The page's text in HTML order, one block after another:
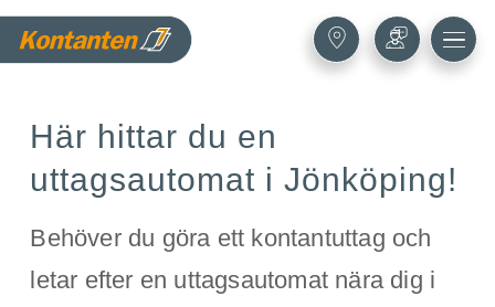
Här hittar du en
uttagsautomat i Jönköping!
Behöver du göra ett kontantuttag och
letar efter en uttagsautomat nära dig i